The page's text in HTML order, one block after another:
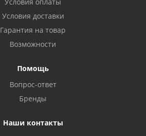
Условия доставки
Гарантия на товар
Возможности
Помощь
Вопрос-ответ
Бренды
Наши контакты